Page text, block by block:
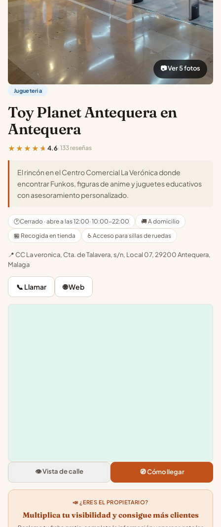
📷 Ver 5 fotos
CC La veronica, Cta. de
Local 07, 29200 Antequera,
4.6 · 133
👁️ Vista de calle 🧭 Cómo llegar
Jugueteria
Toy Planet Antequera en
Antequera
★★★★★ 4.6· 133 reseñas
El rincón en el Centro Comercial La Verónica donde
encontrar Funkos, figuras de anime y juguetes educativos
con asesoramiento personalizado.
🕐Cerrado · abre a las 12:00· 10:00-22:00
🚚 A domicilio
🏪 Recogida en tienda
♿ Acceso para sillas de ruedas
📍 CC La veronica, Cta. de Talavera, s/n, Local 07, 29200 Antequera,
Malaga
📞 Llamar 🌐 Web
📣 ¿ERES EL PROPIETARIO?
Multiplica tu visibilidad y consigue más clientes